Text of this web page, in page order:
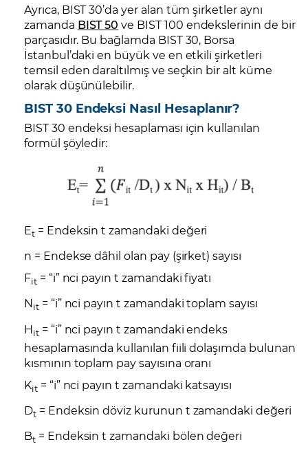
Ayrıca, BIST 30’da yer alan tüm şirketler aynı
zamanda BIST 50 ve BIST 100 endekslerinin de bir
parçasıdır. Bu bağlamda BIST 30, Borsa
İstanbul’daki en büyük ve en etkili şirketleri
temsil eden daraltılmış ve seçkin bir alt küme
olarak düşünülebilir.
BIST 30 Endeksi Nasıl Hesaplanır?
BIST 30 endeksi hesaplaması için kullanılan
formül şöyledir:
Et= Endeksin t zamandaki değeri
n = Endekse dâhil olan pay (şirket) sayısı
Fit= “i” nci payın t zamandaki fiyatı
Nit= “i” nci payın t zamandaki toplam sayısı
Hit= “i” nci payın t zamandaki endeks
hesaplamasında kullanılan fiili dolaşımda bulunan
kısmının toplam pay sayısına oranı
Kit= “i” nci payın t zamandaki katsayısı
Dt= Endeksin döviz kurunun t zamandaki değeri
Bt= Endeksin t zamandaki bölen değeri